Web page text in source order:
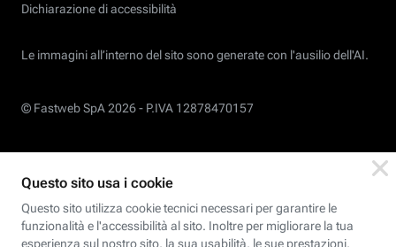
Dichiarazione di accessibilità
Le immagini all’interno del sito sono generate con l'ausilio dell'AI.
© Fastweb SpA 2026 - P.IVA 12878470157